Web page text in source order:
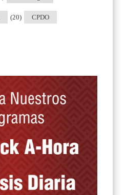
CPDO
(20)